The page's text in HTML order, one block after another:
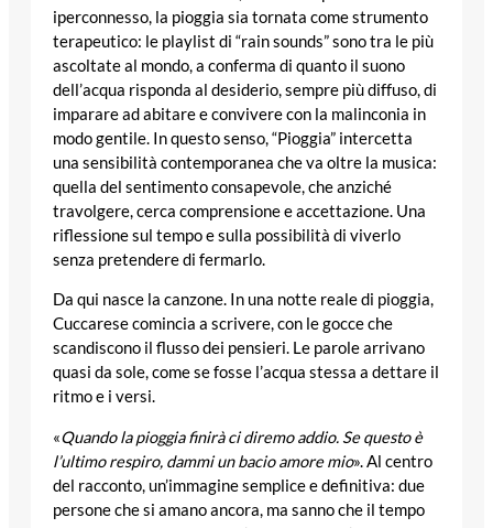
iperconnesso, la pioggia sia tornata come strumento
terapeutico: le playlist di “rain sounds” sono tra le più
ascoltate al mondo, a conferma di quanto il suono
dell’acqua risponda al desiderio, sempre più diffuso, di
imparare ad abitare e convivere con la malinconia in
modo gentile. In questo senso, “Pioggia” intercetta
una sensibilità contemporanea che va oltre la musica:
quella del sentimento consapevole, che anziché
travolgere, cerca comprensione e accettazione. Una
riflessione sul tempo e sulla possibilità di viverlo
senza pretendere di fermarlo.
Da qui nasce la canzone. In una notte reale di pioggia,
Cuccarese comincia a scrivere, con le gocce che
scandiscono il flusso dei pensieri. Le parole arrivano
quasi da sole, come se fosse l’acqua stessa a dettare il
ritmo e i versi.
«Quando la pioggia finirà ci diremo addio. Se questo è
l’ultimo respiro, dammi un bacio amore mio». Al centro
del racconto, un’immagine semplice e definitiva: due
persone che si amano ancora, ma sanno che il tempo